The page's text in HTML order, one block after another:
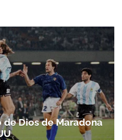
de Dios de Maradona